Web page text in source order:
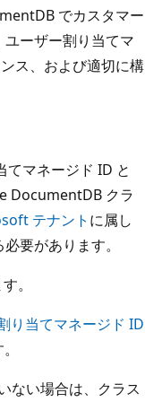
でカスタマー
ーザー割り当てマ
ス、および適切に構
てマネージド ID と
DocumentDB クラ
テナント に属し
要があります。
。
り当てマネージド ID
ない場合は、クラス